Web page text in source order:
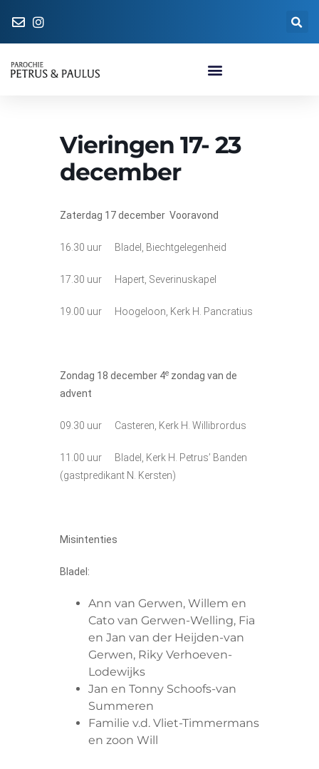
Vieringen 17- 23
december
Zaterdag 17december Vooravond
16.30 uur Bladel, Biechtgelegenheid
17.30 uur Hapert, Severinuskapel
19.00 uur Hoogeloon, Kerk H. Pancratius
Zondag 18 december 4e zondag van de
advent
09.30 uur Casteren, Kerk H. Willibrordus
11.00 uur Bladel, Kerk H. Petrus’ Banden
(gastpredikant N. Kersten)
Misintenties
Bladel:
Ann van Gerwen, Willem en
Cato van Gerwen-Welling, Fia
en Jan van der Heijden-van
Gerwen, Riky Verhoeven-
Lodewijks
Jan en Tonny Schoofs-van
Summeren
Familie v.d. Vliet-Timmermans
en zoon Will